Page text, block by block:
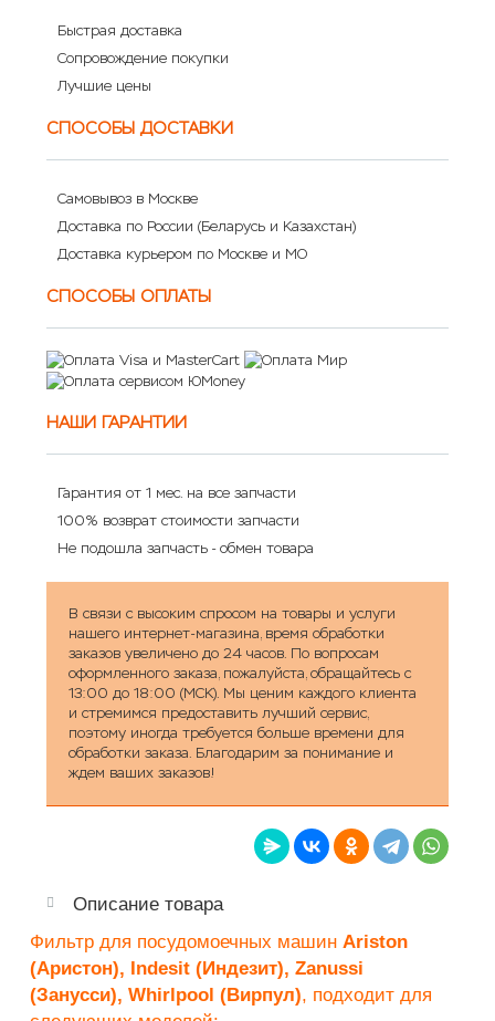
Быстрая доставка
Сопровождение покупки
Лучшие цены
СПОСОБЫ ДОСТАВКИ
Самовывоз в Москве
Доставка по России (Беларусь и Казахстан)
Доставка курьером по Москве и МО
СПОСОБЫ ОПЛАТЫ
НАШИ ГАРАНТИИ
Гарантия от 1 мес. на все запчасти
100% возврат стоимости запчасти
Не подошла запчасть - обмен товара
В связи с высоким спросом на товары и услуги
нашего интернет-магазина, время обработки
заказов увеличено до 24 часов. По вопросам
оформленного заказа, пожалуйста, обращайтесь с
13:00 до 18:00 (МСК). Мы ценим каждого клиента
и стремимся предоставить лучший сервис,
поэтому иногда требуется больше времени для
обработки заказа. Благодарим за понимание и
ждем ваших заказов!
Описание товара
Фильтр для посудомоечных машин Ariston
(Аристон), Indesit (Индезит), Zanussi
(Занусси), Whirlpool (Вирпул), подходит для